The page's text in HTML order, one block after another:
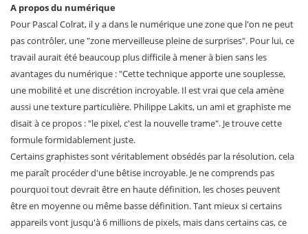
A propos du numérique
Pour Pascal Colrat, il y a dans le numérique une zone que l'on ne peut
pas contrôler, une "zone merveilleuse pleine de surprises". Pour lui, ce
travail aurait été beaucoup plus difficile à mener à bien sans les
avantages du numérique : "Cette technique apporte une souplesse,
une mobilité et une discrétion incroyable. Il est vrai que cela amène
aussi une texture particulière. Philippe Lakits, un ami et graphiste me
disait à ce propos : "le pixel, c'est la nouvelle trame". Je trouve cette
formule formidablement juste.
Certains graphistes sont véritablement obsédés par la résolution, cela
me paraît procéder d'une bêtise incroyable. Je ne comprends pas
pourquoi tout devrait être en haute définition, les choses peuvent
être en moyenne ou même basse définition. Tant mieux si certains
appareils vont jusqu'à 6 millions de pixels, mais dans certains cas, ce